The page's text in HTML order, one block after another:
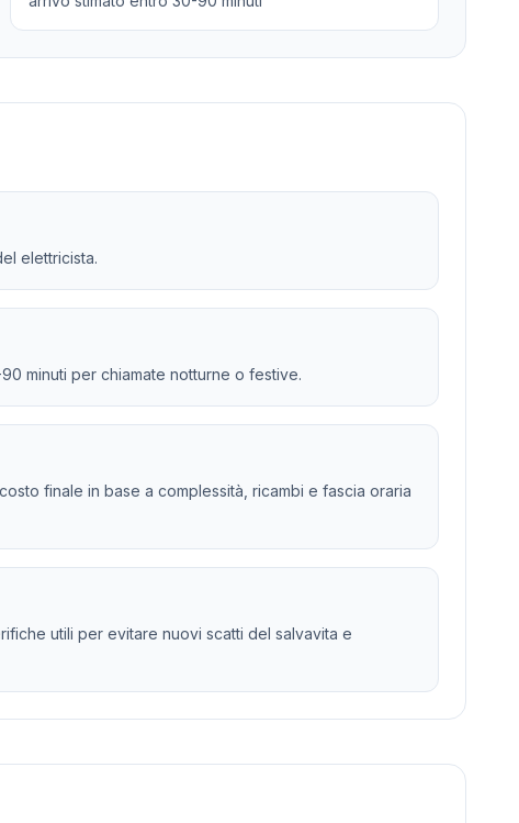
elettricista.
minuti per chiamate notturne o festive.
finale in base a complessità, ricambi e fascia oraria
utili per evitare nuovi scatti del salvavita e